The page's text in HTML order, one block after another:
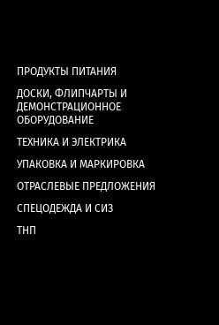
ПРОДУКТЫ ПИТАНИЯ
ДОСКИ, ФЛИПЧАРТЫ И
ДЕМОНСТРАЦИОННОЕ
ОБОРУДОВАНИЕ
ТЕХНИКА И ЭЛЕКТРИКА
УПАКОВКА И МАРКИРОВКА
ОТРАСЛЕВЫЕ ПРЕДЛОЖЕНИЯ
СПЕЦОДЕЖДА И СИЗ
ТНП